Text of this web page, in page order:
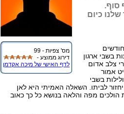
מס' צפיות - 99
דירוג ממוצע -
לדף האישי של מיכה אקדמן
סוף.
כיום
46 אלף שעות בשבי ארגון
צלב אדום
אמור
1942 ימים ולילות בשבי
לביתו. השאלה האמיתי היא לאן
הולכים מפה והלאה בנושא כל כך כאוב